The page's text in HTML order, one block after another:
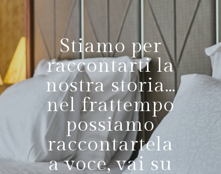
Stiamo per
raccontarti la
nostra storia...
nel frattempo
possiamo
raccontartela
a voce, vai su